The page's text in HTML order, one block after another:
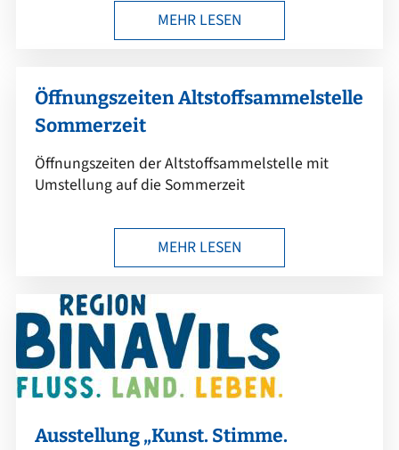
MEHR LESEN
Öffnungszeiten Altstoffsammelstelle
Sommerzeit
Öffnungszeiten der Altstoffsammelstelle mit
Umstellung auf die Sommerzeit
MEHR LESEN
Ausstellung „Kunst. Stimme.